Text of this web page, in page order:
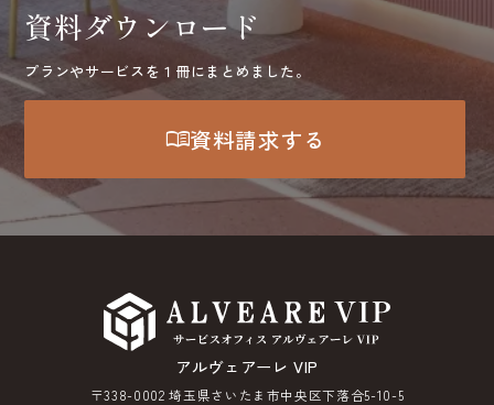
資料ダウンロード
プランやサービスを１冊にまとめました。
menu_book資料請求する
アルヴェアーレ VIP
〒338-0002 埼玉県さいたま市中央区下落合5-10-5